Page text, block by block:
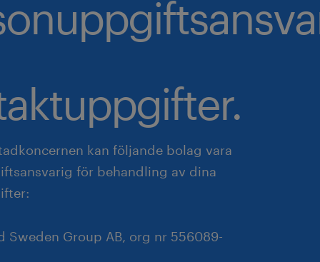
kan följande bolag vara
för behandling av dina
Sweden Group AB, org nr 556089-